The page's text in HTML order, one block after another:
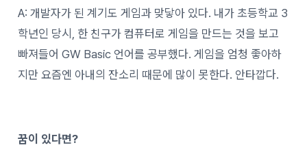
A: 개발자가 된 계기도 게임과 맞닿아 있다. 내가 초등학교 3
학년인 당시, 한 친구가 컴퓨터로 게임을 만드는 것을 보고
빠져들어 GW Basic 언어를 공부했다. 게임을 엄청 좋아하
지만 요즘엔 아내의 잔소리 때문에 많이 못한다. 안타깝다.
꿈이 있다면?